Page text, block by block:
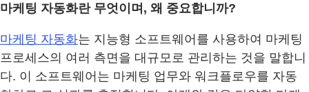
마케팅 자동화란 무엇이며, 왜 중요합니까?
마케팅 자동화는 지능형 소프트웨어를 사용하여 마케팅
프로세스의 여러 측면을 대규모로 관리하는 것을 말합니
다. 이 소프트웨어는 마케팅 업무와 워크플로우를 자동